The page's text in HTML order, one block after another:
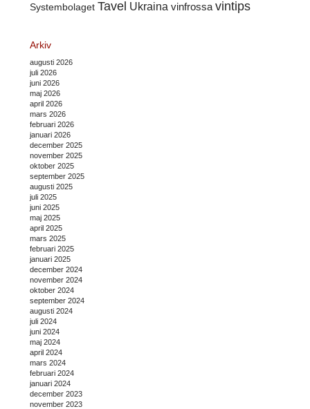
Systembolaget Tavel Ukraina vinfrossa vintips
Arkiv
augusti 2026
juli 2026
juni 2026
maj 2026
april 2026
mars 2026
februari 2026
januari 2026
december 2025
november 2025
oktober 2025
september 2025
augusti 2025
juli 2025
juni 2025
maj 2025
april 2025
mars 2025
februari 2025
januari 2025
december 2024
november 2024
oktober 2024
september 2024
augusti 2024
juli 2024
juni 2024
maj 2024
april 2024
mars 2024
februari 2024
januari 2024
december 2023
november 2023